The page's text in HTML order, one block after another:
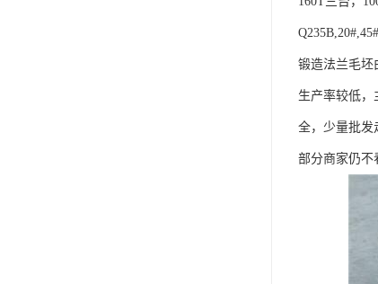
锻造法兰毛坯
生产率较低
全，少量批发
部分商家仍不